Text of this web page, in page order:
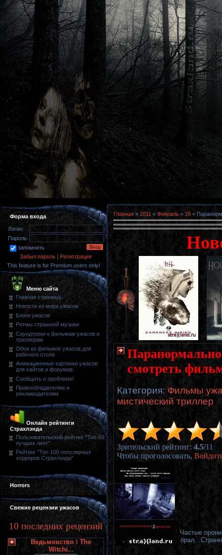
Форма входа
Логин:
Пароль:
запомнить
Забыл пароль | Регистрация
This feature is for Premium users only!
Меню сайта
Главная страница
Новости из мира ужасов
Блоги ужасов
Ритмы страшной музыки
Саундтреки к фильмам ужасов и
триллерам
Обои из фильмов ужасов для
рабочего стола
Анимационные картинки ужасов
для сайтов и форумов
Сообщить о проблеме!
Правообладателям и
рекламодателям
Онлайн рейтинги
Страхлэнда
Пользовательский рейтинг "Топ-50
лучших лент"
Рейтинг "Топ-100 популярных
хорроров Страхлэнда"
Horrors
Свежие рецензии ужасов
10 последних рецензий
Ведьмовство \ The
Witchi...
Главная » 2011 » Февраль » 26 »
смотреть
Категория: Фильмы
мистический триллер
Зрительский рейтинг: 4.5/11
Чтобы проголосовать,
Частые